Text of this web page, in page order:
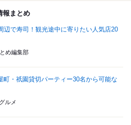
報まとめ
辺で寿司！観光途中に寄りたい人気店20
め編集部
町・祇園貸切パーティー30名から可能な
ルメ